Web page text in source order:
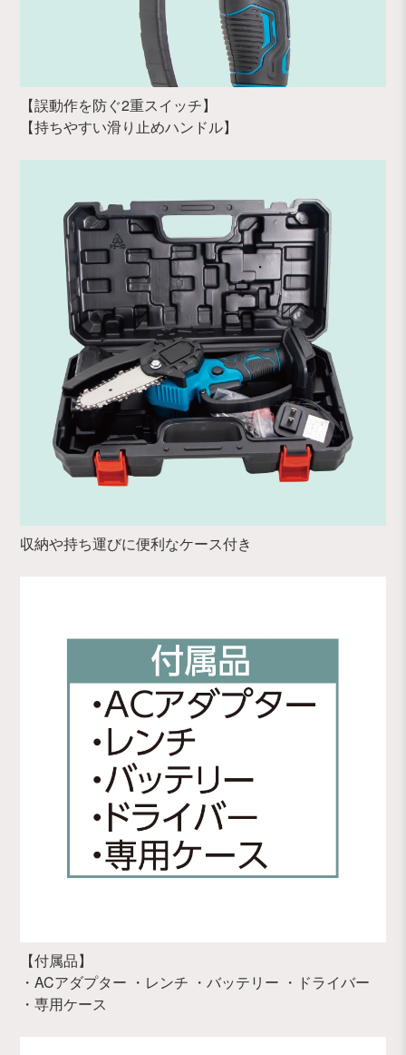
【誤動作を防ぐ2重スイッチ】
【持ちやすい滑り止めハンドル】
収納や持ち運びに便利なケース付き
【付属品】
・ACアダプター ・レンチ ・バッテリー ・ドライバー
・専用ケース